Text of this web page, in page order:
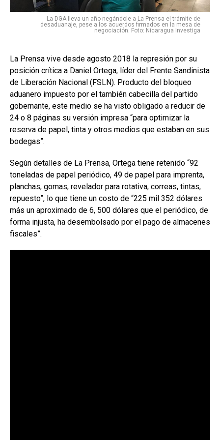
La DGA lleva un año negándole a La Prensa el trámite de
desaduanaje, pese a los acuerdos firmados en la mesa de
negociación. Foto: Nicaragua Investiga
La Prensa vive desde agosto 2018 la represión por su
posición crítica a Daniel Ortega, líder del Frente Sandinista
de Liberación Nacional (FSLN). Producto del bloqueo
aduanero impuesto por el también cabecilla del partido
gobernante, este medio se ha visto obligado a reducir de
24 o 8 páginas su versión impresa “para optimizar la
reserva de papel, tinta y otros medios que estaban en sus
bodegas”.
Según detalles de La Prensa, Ortega tiene retenido “92
toneladas de papel periódico, 49 de papel para imprenta,
planchas, gomas, revelador para rotativa, correas, tintas,
repuesto”, lo que tiene un costo de “225 mil 352 dólares
más un aproximado de 6, 500 dólares que el periódico, de
forma injusta, ha desembolsado por el pago de almacenes
fiscales”.